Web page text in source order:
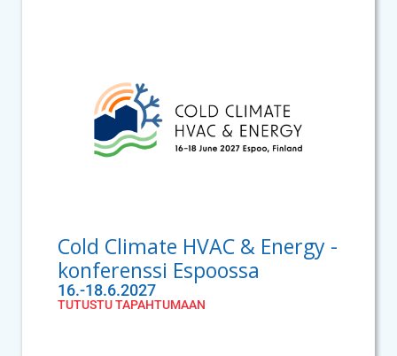
Cold Climate HVAC & Energy -
konferenssi Espoossa
16.-18.6.2027
TUTUSTU TAPAHTUMAAN